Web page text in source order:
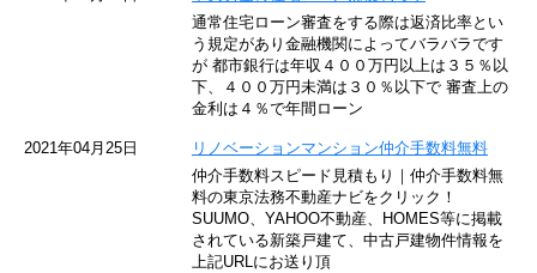
東京臨海高速鉄道
東急世田谷線
通常住宅ローン審査をする際は返済比率とい
う規定があり金融機関によってバラバラです
が 都市銀行は年収４００万円以上は３５％以
下、４００万円未満は３０％以下で 審査上の
金利は４％で年間ローン
2021年04月25日
リノベーションマンション仲介手数料無料
仲介手数料スピード見積もり｜仲介手数料無
料の東京法務不動産ナビをクリック！
SUUMO、YAHOO不動産、HOMES等に掲載
されている新築戸建て、中古戸建物件情報を
上記URLにお送り頂